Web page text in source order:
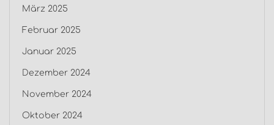
März 2025
Februar 2025
Januar 2025
Dezember 2024
November 2024
Oktober 2024